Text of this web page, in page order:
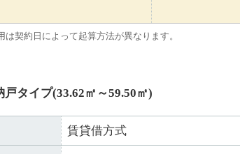
契約日によって起算方法が異なります。
タイプ(33.62㎡～59.50㎡)
賃貸借方式